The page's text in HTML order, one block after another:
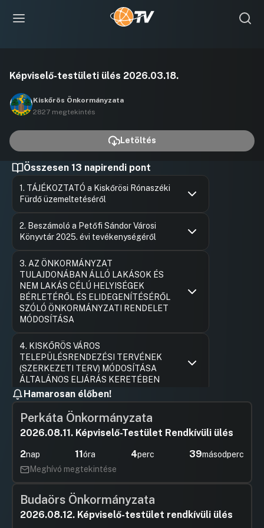
Képviselő-testületi ülés 2026.03.18.
Kiskőrös Önkormányzata
2827 megtekintés
Letöltés
Összesen 13 napirendi pont
1. TÁJÉKOZTATÓ a Kiskőrösi Rónaszéki
Fürdő üzemeltetéséről
2. Beszámoló a Petőfi Sándor Városi
Könyvtár 2025. évi tevékenységéről
Hozzászólások
3. AZ ÖNKORMÁNYZAT
TULAJDONÁBAN ÁLLÓ LAKÁSOK ÉS
NEM LAKÁS CÉLÚ HELYISÉGEK
BÉRLETÉRŐL ÉS ELIDEGENÍTÉSÉRŐL
SZÓLÓ ÖNKORMÁNYZATI RENDELET
MÓDOSÍTÁSA
Hozzászólások
4. KISKŐRÖS VÁROS
TELEPÜLÉSRENDEZÉSI TERVÉNEK
(SZERKEZETI TERV) MÓDOSÍTÁSA
ÁLTALÁNOS ELJÁRÁS KERETÉBEN
HozzászólásokUgrás a napirendi pontra
SZABÁLYZATÁRÓL ÉS SZABÁLYOZÁSI
TERVÉRŐL SZÓLÓ 18/2015. (IX.10.)
ÖNKORMÁNYZATI RENDELET
MÓDOSÍTÁSA
HozzászólásokUgrás a napirendi pontra
Szabályozási Terv, Helyi Építési
Szabályzat) módosításának előkészítése
egyszerűsített eljárás keretében
Hamarosan élőben!
Perkáta Önkormányzata
2026.08.11. Képviselő-Testület Rendkívüli ülés
2nap 11óra 4perc 38másodperc
Meghívó megtekintése
Budaörs Önkormányzata
2026.08.12. Képviselő-testület rendkívüli ülés